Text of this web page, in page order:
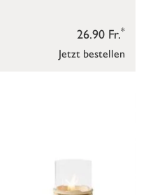
Jetzt bestellen
26.90 Fr.*